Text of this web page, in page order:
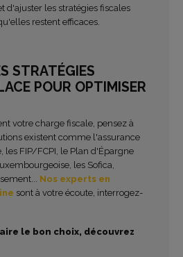
d'ajuster les stratégies fiscales
restent efficaces.
STRATÉGIES
POUR OPTIMISER
votre charge fiscale, pensez à
existent comme l'assurance
les FIP/FCPI, le Plan d'Épargne
les Sofica,
Nos experts en
sont à votre écoute, interrogez-
le bon choix, découvrez